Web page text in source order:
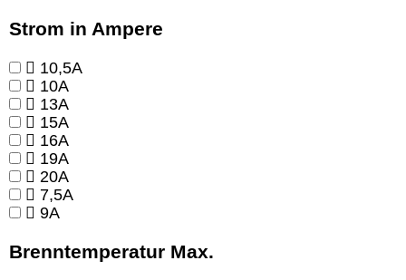
Strom in Ampere
10,5A
10A
13A
15A
16A
19A
20A
7,5A
9A
Brenntemperatur Max.